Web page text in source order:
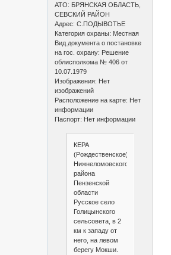
АТО: БРЯНСКАЯ ОБЛАСТЬ,
СЕВСКИЙ РАЙОН
Адрес: С.ПОДЫВОТЬЕ
Категория охраны: Местная
Вид документа о постановке
на гос. охрану: Решение
облисполкома № 406 от
10.07.1979
Изображения: Нет
изображений
Расположение на карте: Нет
информации
Паспорт: Нет информации
КЕРА
(Рождественское)
Нижнеломовского
района
Пензенской
области
Русское село
Голицынского
сельсовета, в 2
км к западу от
него, на левом
берегу Мокши.